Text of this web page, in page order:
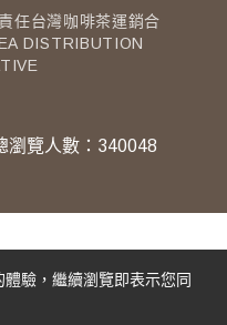
任台灣咖啡茶運銷合
DISTRIBUTION
瀏覽人數： 340048
驗，繼續瀏覽即表示您同